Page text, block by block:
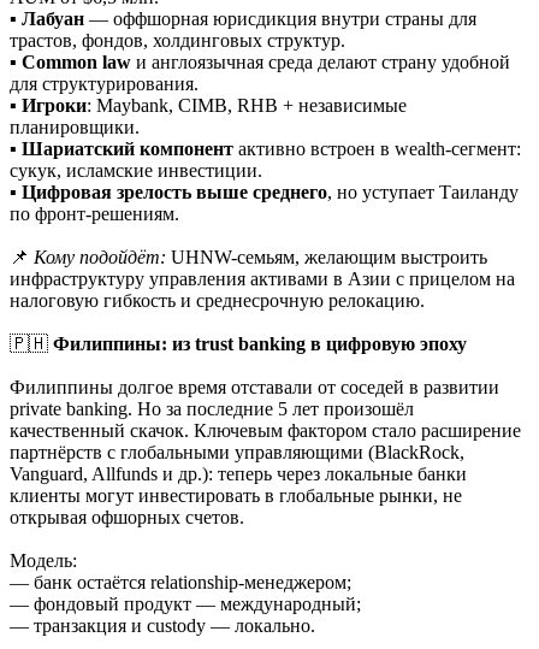
▪️ Лабуан — оффшорная юрисдикция внутри страны для
трастов, фондов, холдинговых структур.
▪️ Common law и англоязычная среда делают страну удобной
для структурирования.
▪️ Игроки: Maybank, CIMB, RHB + независимые
планировщики.
▪️ Шариатский компонент активно встроен в wealth-сегмент:
сукук, исламские инвестиции.
▪️ Цифровая зрелость выше среднего, но уступает Таиланду
по фронт-решениям.
📌 Кому подойдёт: UHNW-семьям, желающим выстроить
инфраструктуру управления активами в Азии с прицелом на
налоговую гибкость и среднесрочную релокацию.
🇵🇭 Филиппины: из trust banking в цифровую эпоху
Филиппины долгое время отставали от соседей в развитии
private banking. Но за последние 5 лет произошёл
качественный скачок. Ключевым фактором стало расширение
партнёрств с глобальными управляющими (BlackRock,
Vanguard, Allfunds и др.): теперь через локальные банки
клиенты могут инвестировать в глобальные рынки, не
открывая офшорных счетов.
Модель:
— банк остаётся relationship-менеджером;
— фондовый продукт — международный;
— транзакция и custody — локально.